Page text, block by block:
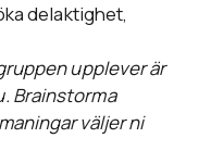
delaktighet,
upplever är
Brainstorma
väljer ni